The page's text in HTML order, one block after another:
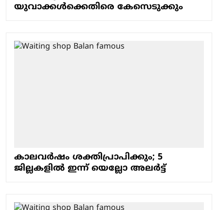
യുവാക്കൾക്കെതിരെ കേസെടുക്കും
കാലവർഷം ശക്തിപ്രാപിക്കും; 5
ജില്ലകളിൽ ഇന്ന് യെല്ലോ അലർട്ട്